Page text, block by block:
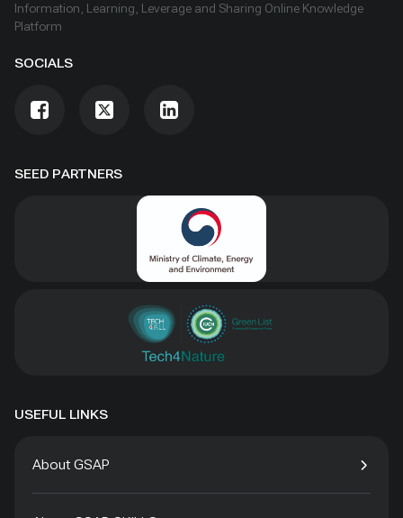
SEED PARTNERS
Information, Learning, Leverage and Sharing Online Knowledge
Platform
SOCIALS
USEFUL LINKS
About GSAP